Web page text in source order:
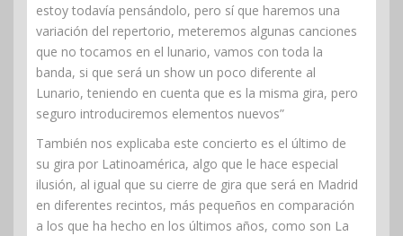
estoy todavía pensándolo, pero sí que haremos una
variación del repertorio, meteremos algunas canciones
que no tocamos en el lunario, vamos con toda la
banda, si que será un show un poco diferente al
Lunario, teniendo en cuenta que es la misma gira, pero
seguro introduciremos elementos nuevos”
También nos explicaba este concierto es el último de
su gira por Latinoamérica, algo que le hace especial
ilusión, al igual que su cierre de gira que será en Madrid
en diferentes recintos, más pequeños en comparación
a los que ha hecho en los últimos años, como son La